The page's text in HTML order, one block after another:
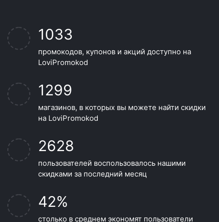
1033
промокодов, купонов и акций доступно на
LoviPromokod
1299
магазинов, в которых вы можете найти скидки
на LoviPromokod
2628
пользователей воспользовалось нашими
скидками за последний месяц
42%
столько в среднем экономят пользователи